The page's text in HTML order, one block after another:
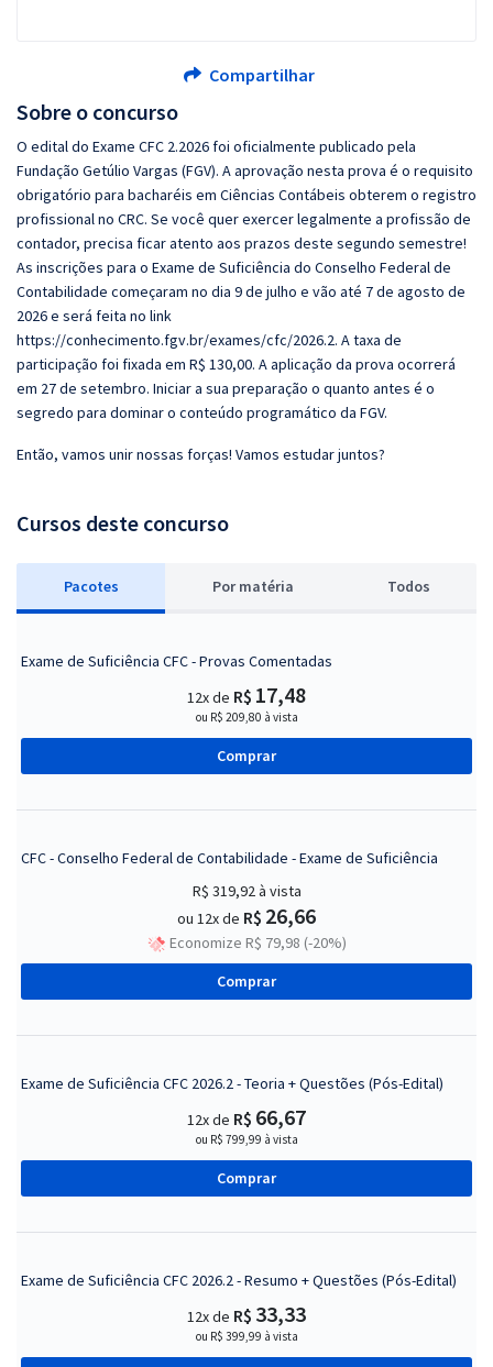
Sobre o concurso
O edital do Exame CFC 2.2026 foi oficialmente publicado pela
Fundação Getúlio Vargas (FGV). A aprovação nesta prova é o requisito
obrigatório para bacharéis em Ciências Contábeis obterem o registro
profissional no CRC. Se você quer exercer legalmente a profissão de
contador, precisa ficar atento aos prazos deste segundo semestre!
As inscrições para o Exame de Suficiência do Conselho Federal de
Contabilidade começaram no dia 9 de julho e vão até 7 de agosto de
2026 e será feita no link
https://conhecimento.fgv.br/exames/cfc/2026.2. A taxa de
participação foi fixada em R$ 130,00. A aplicação da prova ocorrerá
em 27 de setembro. Iniciar a sua preparação o quanto antes é o
segredo para dominar o conteúdo programático da FGV.
Então, vamos unir nossas forças! Vamos estudar juntos?
Cursos deste concurso
Pacotes Por matéria Todos
Exame de Suficiência CFC - Provas Comentadas
12x de R$ 17,48
ou R$ 209,80 à vista
Comprar
CFC - Conselho Federal de Contabilidade - Exame de Suficiência
R$ 319,92à vista
ou 12x de R$ 26,66
Economize R$ 79,98 (-20%)
Comprar
Exame de Suficiência CFC 2026.2 - Teoria + Questões (Pós-Edital)
12x de R$ 66,67
ou R$ 799,99 à vista
Comprar
Exame de Suficiência CFC 2026.2 - Resumo + Questões (Pós-Edital)
12x de R$ 33,33
ou R$ 399,99 à vista
Compartilhar